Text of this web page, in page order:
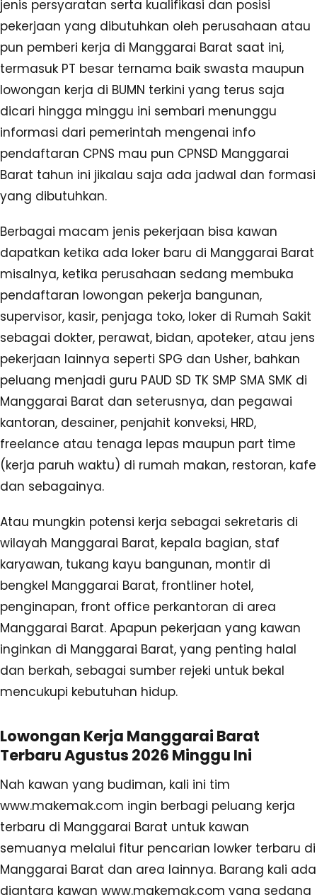
jenis persyaratan serta kualifikasi dan posisi
pekerjaan yang dibutuhkan oleh perusahaan atau
pun pemberi kerja di Manggarai Barat saat ini,
termasuk PT besar ternama baik swasta maupun
lowongan kerja di BUMN terkini yang terus saja
dicari hingga minggu ini sembari menunggu
informasi dari pemerintah mengenai info
pendaftaran CPNS mau pun CPNSD Manggarai
Barat tahun ini jikalau saja ada jadwal dan formasi
yang dibutuhkan.
Berbagai macam jenis pekerjaan bisa kawan
dapatkan ketika ada loker baru di Manggarai Barat
misalnya, ketika perusahaan sedang membuka
pendaftaran lowongan pekerja bangunan,
supervisor, kasir, penjaga toko, loker di Rumah Sakit
sebagai dokter, perawat, bidan, apoteker, atau jens
pekerjaan lainnya seperti SPG dan Usher, bahkan
peluang menjadi guru PAUD SD TK SMP SMA SMK di
Manggarai Barat dan seterusnya, dan pegawai
kantoran, desainer, penjahit konveksi, HRD,
freelance atau tenaga lepas maupun part time
(kerja paruh waktu) di rumah makan, restoran, kafe
dan sebagainya.
Atau mungkin potensi kerja sebagai sekretaris di
wilayah Manggarai Barat, kepala bagian, staf
karyawan, tukang kayu bangunan, montir di
bengkel Manggarai Barat, frontliner hotel,
penginapan, front office perkantoran di area
Manggarai Barat. Apapun pekerjaan yang kawan
inginkan di Manggarai Barat, yang penting halal
dan berkah, sebagai sumber rejeki untuk bekal
mencukupi kebutuhan hidup.
Lowongan Kerja Manggarai Barat
Terbaru Agustus 2026 Minggu Ini
Nah kawan yang budiman, kali ini tim
www.makemak.com ingin berbagi peluang kerja
terbaru di Manggarai Barat untuk kawan
semuanya melalui fitur pencarian lowker terbaru di
Manggarai Barat dan area lainnya. Barang kali ada
diantara kawan www.makemak.com yang sedang